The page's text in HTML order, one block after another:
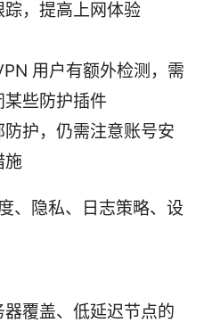
，提高上网体验
用户有额外检测，需
些防护插件
护，仍需注意账号安
施
、隐私、日志策略、设
覆盖、低延迟节点的